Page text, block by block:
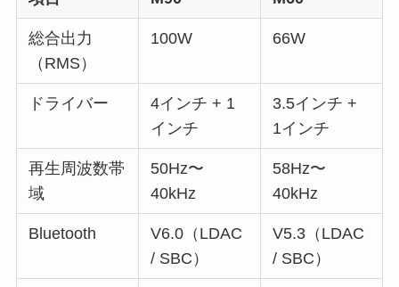
総合出力
（RMS）
100W 66W
ドライバー
4インチ + 1
インチ
3.5インチ +
1インチ
再生周波数帯
域
50Hz〜
40kHz
58Hz〜
40kHz
Bluetooth
V6.0（LDAC
/ SBC）
V5.3（LDAC
/ SBC）